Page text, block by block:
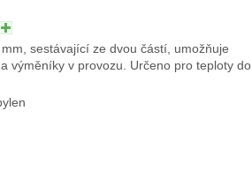
sestávající ze dvou částí, umožňuje
výměníky v provozu. Určeno pro teploty do